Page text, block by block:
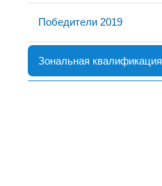
Победители 2019
Зональная квалификация